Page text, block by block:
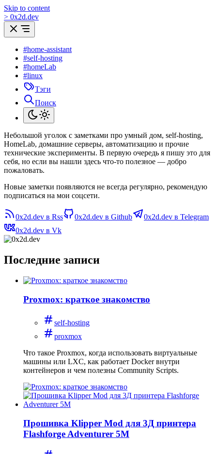
Skip to content
> 0x2d.dev
#home-assistant
#self-hosting
#homeLab
#linux
Тэги
Поиск
Небольшой уголок с заметками про умный дом, self-hosting,
HomeLab, домашние серверы, автоматизацию и прочие
технические эксперименты. В первую очередь я пишу это для
себя, но если вы нашли здесь что-то полезное — добро
пожаловать.
Новые заметки появляются не всегда регулярно, рекомендую
подписаться на мои соцсети.
0x2d.dev в Rss 0x2d.dev в Github
0x2d.dev в Telegram
0x2d.dev в Vk
Последние записи
Proxmox: краткое знакомство
self-hosting
proxmox
Что такое Proxmox, когда использовать виртуальные
машины или LXC, как работает Docker внутри
контейнеров и чем полезны Community Scripts.
Прошивка Klipper Mod для 3Д принтера
Flashforge Adventurer 5M